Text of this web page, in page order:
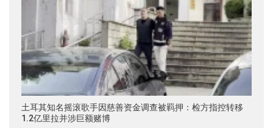
土耳其知名摇滚歌手因慈善资金调查被羁押：检方指控转移
1.2亿里拉并涉巨额赌博